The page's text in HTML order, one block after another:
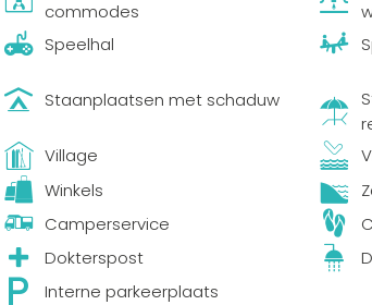
commodes
Speelhal
Staanplaatsen met schaduw
Village
Winkels
Camperservice
Dokterspost
Interne parkeerplaats